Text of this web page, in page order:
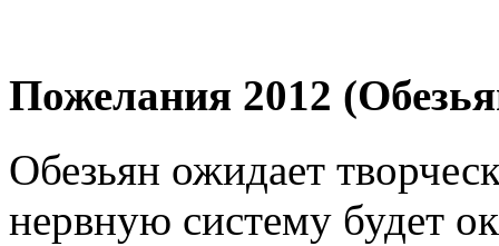
Пожелания 2012
Обезьян ожидает
нервную систему будет